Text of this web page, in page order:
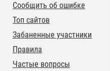
Сообщить об ошибке
Топ сайтов
Забаненные участники
Правила
Частые вопросы